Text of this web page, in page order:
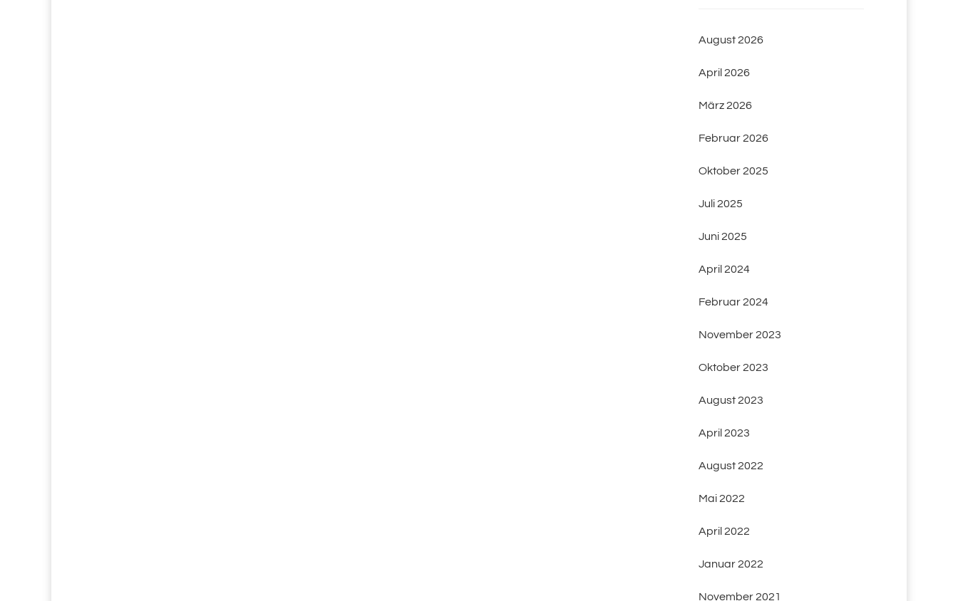
August 2026
April 2026
März 2026
Februar 2026
Oktober 2025
Juli 2025
Juni 2025
April 2024
Februar 2024
November 2023
Oktober 2023
August 2023
April 2023
August 2022
Mai 2022
April 2022
Januar 2022
November 2021